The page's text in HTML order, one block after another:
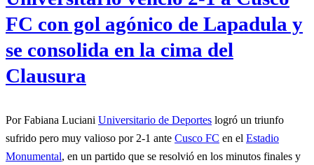
FC con gol agónico de Lapadula y
se consolida en la cima del
Clausura
Por Fabiana Luciani Universitario de Deportes logró un triunfo
sufrido pero muy valioso por 2-1 ante Cusco FC en el Estadio
Monumental, en un partido que se resolvió en los minutos finales y